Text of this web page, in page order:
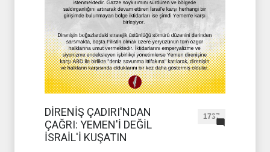
DİRENİŞ ÇADIRI'NDAN
ÇAĞRI: YEMEN'İ DEĞİL
İSRAİL'İ KUŞATIN
1737